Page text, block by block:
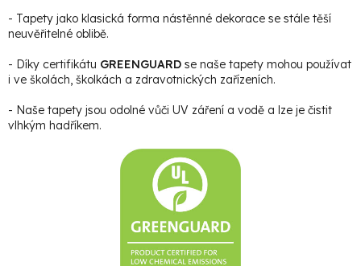
- Tapety jako klasická forma nástěnné dekorace se stále těší
neuvěřitelné oblibě.
- Díky certifikátu GREENGUARD se naše tapety mohou používat
i ve školách, školkách a zdravotnických zařízeních.
- Naše tapety jsou odolné vůči UV záření a vodě a lze je čistit
vlhkým hadříkem.